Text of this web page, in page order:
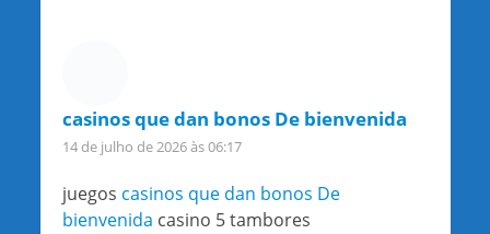
casinos que dan bonos De bienvenida
14 de julho de 2026 às 06:17
juegos casinos que dan bonos De
bienvenida casino 5 tambores